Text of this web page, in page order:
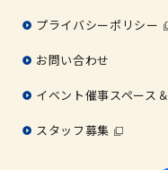
プライバシーポリシー
お問い合わせ
イベント催事スペース
スタッフ募集